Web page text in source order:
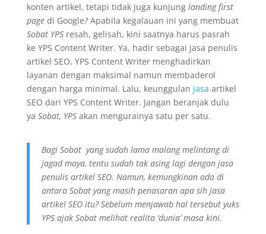
konten artikel, tetapi tidak juga kunjung landing first
page di Google?Apabila kegalauan ini yang membuat
Sobat YPS resah, gelisah, kini saatnya harus pasrah
ke YPS Content Writer. Ya, hadir sebagai jasa penulis
artikel SEO, YPS Content Writer menghadirkan
layanan dengan maksimal namun membaderol
dengan harga minimal. Lalu, keunggulan jasa artikel
SEO dari YPS Content Writer. Jangan beranjak dulu
ya Sobat, YPSakan mengurainya satu per satu.
Bagi Sobat yang sudah lama malang melintang di
jagad maya, tentu sudah tak asing lagi dengan jasa
penulis artikel SEO. Namun, kemungkinan ada di
antara Sobat yang masih penasaran apa sih jasa
artikel SEO itu? Sebelum menjawab hal tersebut yuks
YPS ajak Sobat melihat realita ‘dunia’ masa kini.